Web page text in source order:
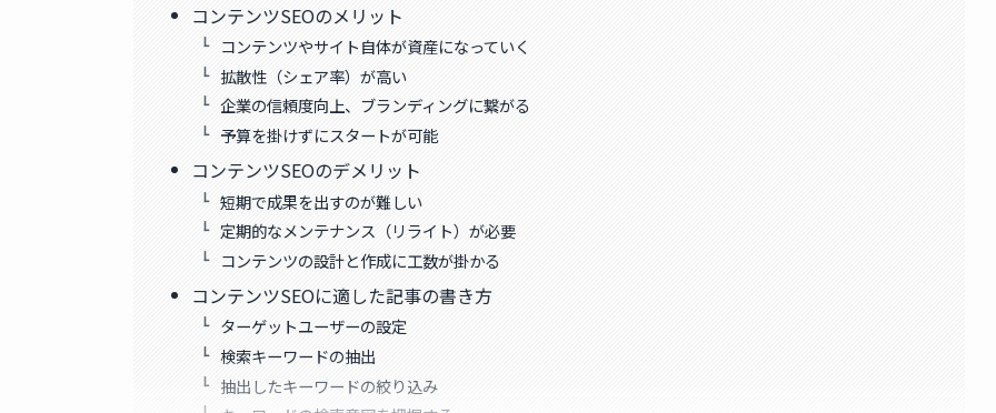
コンテンツSEOのメリット
コンテンツやサイト自体が資産になっていく
拡散性（シェア率）が高い
企業の信頼度向上、ブランディングに繋がる
予算を掛けずにスタートが可能
コンテンツSEOのデメリット
短期で成果を出すのが難しい
定期的なメンテナンス（リライト）が必要
コンテンツの設計と作成に工数が掛かる
コンテンツSEOに適した記事の書き方
ターゲットユーザーの設定
検索キーワードの抽出
抽出したキーワードの絞り込み